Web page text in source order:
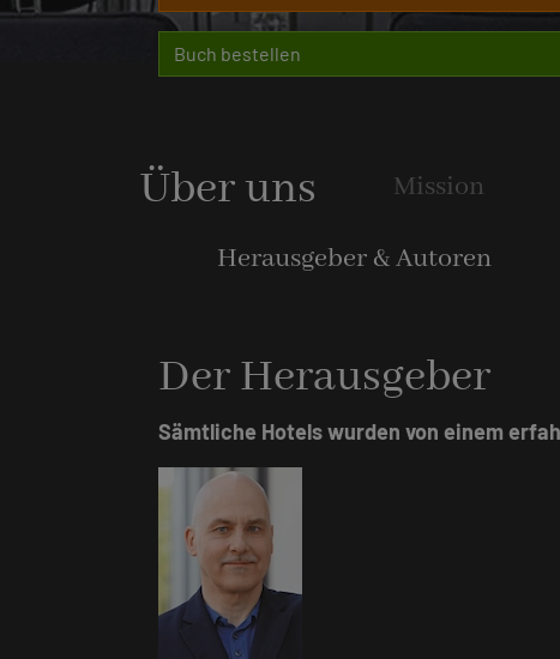
Buch bestellen
Über uns Mission
Herausgeber & Autoren
Der Herausgeber
Sämtliche Hotels wurden von einem